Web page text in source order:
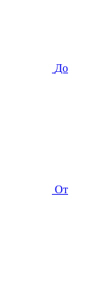
До
От